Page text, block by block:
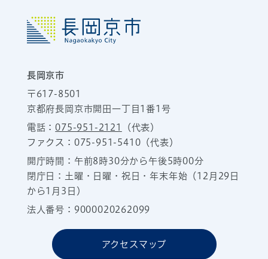
長岡京市
〒617-8501
京都府長岡京市開田一丁目1番1号
電話：075-951-2121
（代表）
ファクス：075-951-5410（代表）
開庁時間：午前8時30分から午後5時00分
閉庁日：土曜・日曜・祝日・年末年始（12月29日
から1月3日）
法人番号：9000020262099
アクセスマップ